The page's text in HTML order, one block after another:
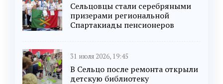
Сельцовцы стали серебряными
призерами региональной
Спартакиады пенсионеров
31 июля 2026, 19:45
В Сельцо после ремонта открыли
детскую библиотеку